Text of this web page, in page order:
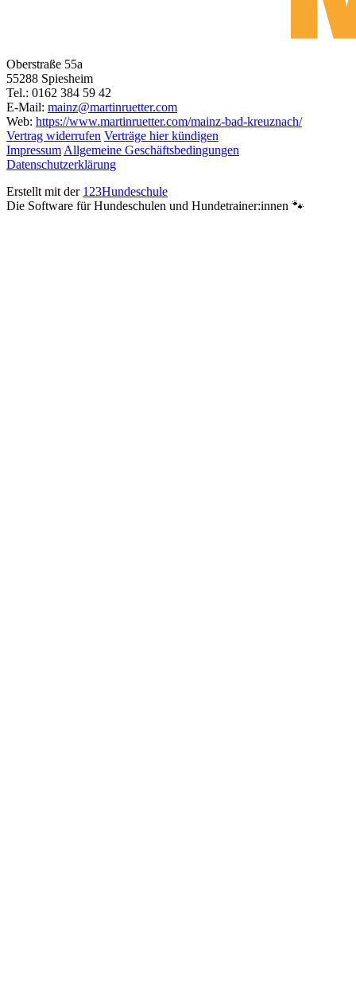
Oberstraße 55a
55288 Spiesheim
Tel.: 0162 384 59 42
E-Mail: mainz@martinruetter.com
Web: https://www.martinruetter.com/mainz-bad-kreuznach/
Vertrag widerrufen Verträge hier kündigen
Impressum Allgemeine Geschäftsbedingungen
Datenschutzerklärung
Erstellt mit der 123Hundeschule
Die Software für Hundeschulen und Hundetrainer:innen 🐾